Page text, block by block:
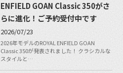
ENFIELD GOAN Classic 350がさ
らに進化！ご予約受付中です
2026/07/23
2026年モデルのROYAL ENFIELD GOAN
Classic 350が発表されました！ クラシカルな
スタイルと…